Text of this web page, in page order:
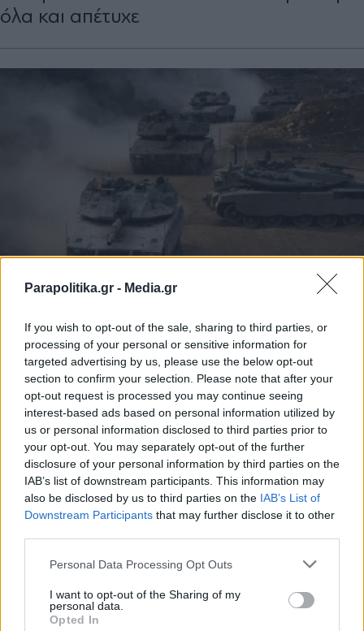
Parapolitika.gr - Media.gr
If you wish to opt-out of the sale, sharing to third parties, or
processing of your personal or sensitive information for
targeted advertising by us, please use the below opt-out
section to confirm your selection. Please note that after your
opt-out request is processed you may continue seeing
interest-based ads based on personal information utilized by
us or personal information disclosed to third parties prior to
your opt-out. You may separately opt-out of the further
disclosure of your personal information by third parties on the
IAB’s list of downstream participants. This information may
also be disclosed by us to third parties on the IAB’s List of
Downstream Participants that may further disclose it to other
Personal Data Processing Opt Outs
I want to opt-out of the Sharing of my
personal data.
Opted In
όλα και απέτυχε
PARAPOLITIKA NEWSROOM
Ανάλυση ''Guardian'': Η επίθεση του Ιράν
δίνει ''πάτημα'' στον Νετανιάχου για
σκληρή απάντηση - Τα σενάρια για το τι
μπορεί να ακολουθήσει
Εγγραφή στο newsletter
Αποδέχομαι τους